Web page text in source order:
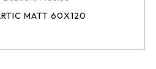
MATT 60X120